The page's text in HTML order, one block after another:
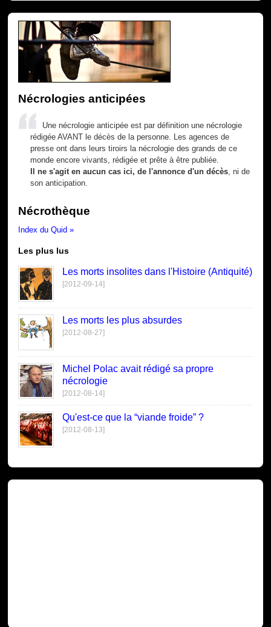
Nécrologies anticipées
Une nécrologie anticipée est par définition une nécrologie
rédigée AVANT le décès de la personne. Les agences de
presse ont dans leurs tiroirs la nécrologie des grands de ce
monde encore vivants, rédigée et prête à être publiée.
Il ne s'agit en aucun cas ici, de l'annonce d'un décès , ni de
son anticipation.
Nécrothèque
Index du Quid »
Les plus lus
Les morts insolites dans l'Histoire (Antiquité)
[2012-09-14]
Les morts les plus absurdes
[2012-08-27]
Michel Polac avait rédigé sa propre
nécrologie
[2012-08-14]
Qu'est-ce que la “viande froide” ?
[2012-08-13]